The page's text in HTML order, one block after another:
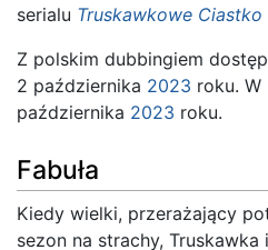
serialu Truskawkowe
Z polskim dubbingiem
2 października 2023 roku. W
października 2023 roku.
Fabuła
Kiedy wielki, przerażający
sezon na strachy, Truskawka